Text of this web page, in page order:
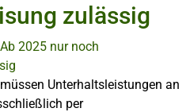
zulässig
Unterhaltsleistungen an
per